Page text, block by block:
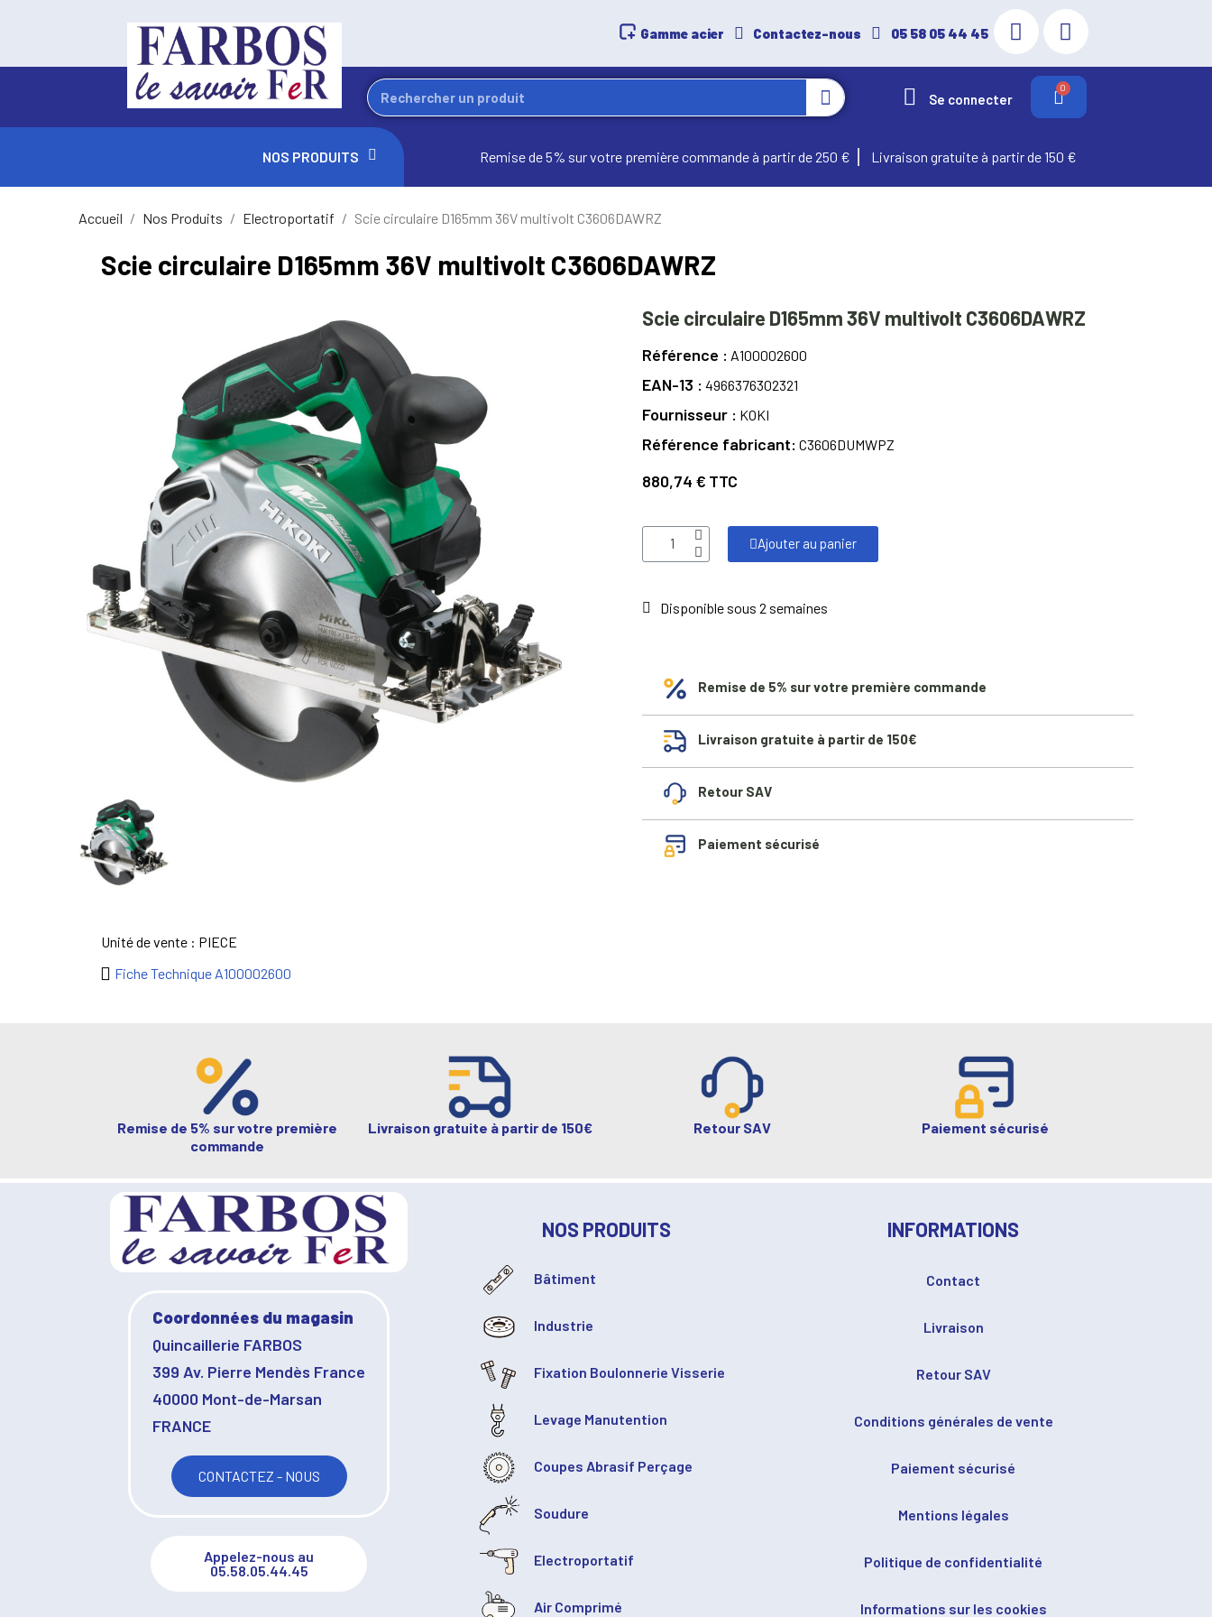
Gamme acier Contactez-nous 05 58 05 44 45
Se connecter
NOS PRODUITS Remise de 5% sur votre première commande à partir de 250 € Livraison gratuite à partir de 150 €
Accueil Nos Produits Electroportatif Scie circulaire D165mm 36V multivolt C3606DAWRZ
Scie circulaire D165mm 36V multivolt C3606DAWRZ
Scie circulaire D165mm 36V multivolt C3606DAWRZ
Référence A100002600
EAN-13 4966376302321
Fournisseur KOKI
Référence fabricant C3606DUMWPZ
880,74 € TTC
Ajouter au panier
Disponible sous 2 semaines
Remise de 5% sur votre première commande
Livraison gratuite à partir de 150€
Retour SAV
Paiement sécurisé
Unité de vente : PIECE
Fiche Technique A100002600
Remise de 5% sur votre première
commande
Livraison gratuite à partir de 150€ Retour SAV Paiement sécurisé
Coordonnées du magasin
Quincaillerie FARBOS
399 Av. Pierre Mendès France
40000 Mont-de-Marsan
FRANCE
CONTACTEZ - NOUS
Appelez-nous au
05.58.05.44.45
NOS PRODUITS
Bâtiment
Industrie
Fixation Boulonnerie Visserie
Levage Manutention
Coupes Abrasif Perçage
Soudure
Electroportatif
Air Comprimé
INFORMATIONS
Contact
Livraison
Retour SAV
Conditions générales de vente
Paiement sécurisé
Mentions légales
Politique de confidentialité
Informations sur les cookies